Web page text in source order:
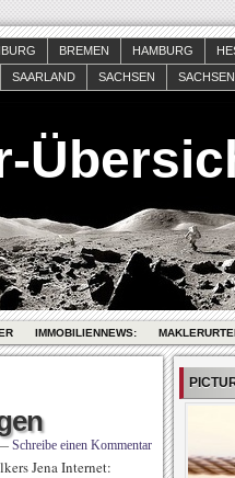
BREMEN HAMBURG
SAARLAND SACHSEN
IMMOBILIENNEWS:
Schreibe einen Kommentar
Jena Internet: